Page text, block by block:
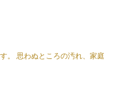
。 思わぬところの汚れ、家庭